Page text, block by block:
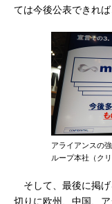
ては今後公表できれば
アライアンスの
ループ本社（クリ
そして、最後に掲げ
切りに欧州、中国、